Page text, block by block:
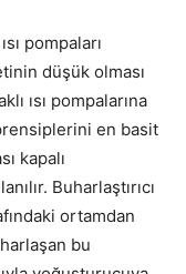
pompaları
düşük olması
ısı pompalarına
en basit
kapalı
Buharlaştırıcı
ortamdan
bu